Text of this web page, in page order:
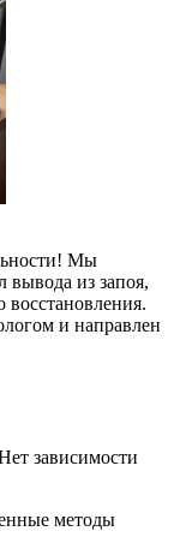
Мы
вывода из запоя,
восстановления.
и направлен
методы